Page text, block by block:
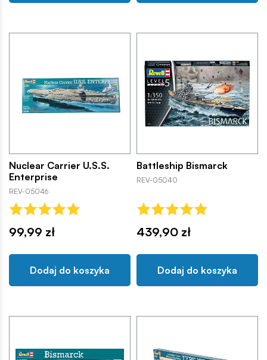
Nuclear Carrier U.S.S.
Enterprise
REV-05046
99,99 zł
Dodaj do koszyka
Battleship Bismarck
REV-05040
439,90 zł
Dodaj do koszyka